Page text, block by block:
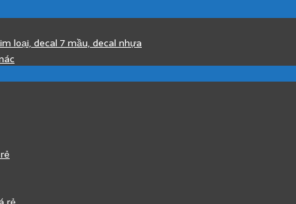
loại, decal 7 mầu, decal nhựa